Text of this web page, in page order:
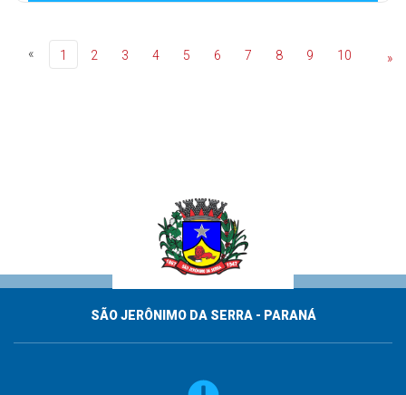
« 1 2 3 4 5 6 7 8 9 10 »
SÃO JERÔNIMO DA SERRA - PARANÁ